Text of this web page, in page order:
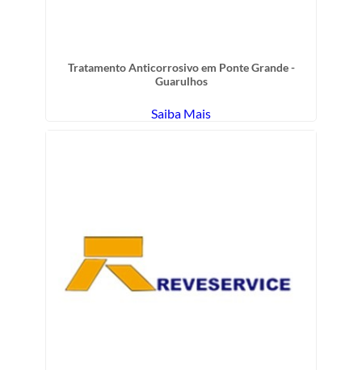
Tratamento Anticorrosivo em Ponte Grande -
Guarulhos
Saiba Mais